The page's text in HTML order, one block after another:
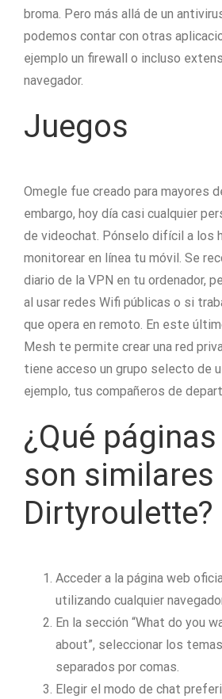
broma. Pero más allá de un
podemos contar con otras
ejemplo un firewall o incluso
navegador.
Juegos
Omegle fue creado para mayores
embargo, hoy día casi cualquier
de videochat. Pónselo difícil a los
monitorear en línea tu móvil. Se
diario de la VPN en tu ordenador,
al usar redes Wifi públicas o si
que opera en remoto. En este
Mesh te permite crear una red
tiene acceso un grupo selecto de
ejemplo, tus compañeros de
¿Qué
son similares
Dirtyroulette?
Acceder a la página web
utilizando cualquier
En la sección “What do you
about”, seleccionar los
separados por comas.
Elegir el modo de chat